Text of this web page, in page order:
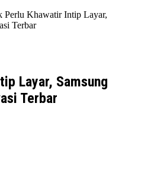
Perlu Khawatir Intip Layar,
Terbar
Layar, Samsung
Terbar